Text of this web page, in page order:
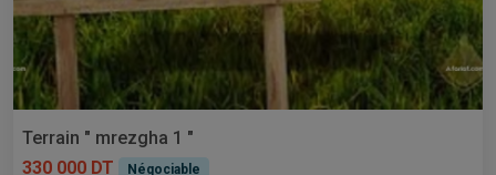
Terrain " mrezgha 1 "
330 000 DT
Négociable